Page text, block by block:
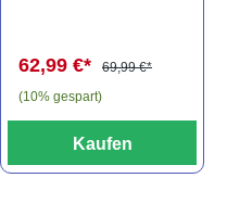
62,99 €*
69,99 €*
(10% gespart)
Kaufen